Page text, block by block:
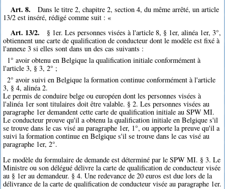
Art. 8.
Dans le titre 2, chapitre 2, section 4, du même arrêté, un article
13/2 est inséré, rédigé comme suit : «
Art. 13/2.
§ 1er. Les personnes visées à l'article 8, § 1er, alinéa 1er, 3°,
obtiennent une carte de qualification de conducteur dont le modèle est fixé à
l'annexe 3 si elles sont dans un des cas suivants :
1° avoir obtenu en Belgique la qualification initiale conformément à
l'article 3, § 3, 2° ;
2° avoir suivi en Belgique la formation continue conformément à l'article
3, § 4, alinéa 2.
Le permis de conduire belge ou européen dont les personnes visées à
l'alinéa 1er sont titulaires doit être valable. § 2. Les personnes visées au
paragraphe 1er demandent cette carte de qualification initiale au SPW MI.
Le conducteur prouve qu'il a obtenu la qualification initiale en Belgique s'il
se trouve dans le cas visé au paragraphe 1er, 1°, ou apporte la preuve qu'il a
suivi la formation continue en Belgique s'il se trouve dans le cas visé au
paragraphe 1er, 2°.
Le modèle du formulaire de demande est déterminé par le SPW MI. § 3. Le
Ministre ou son délégué délivre la carte de qualification de conducteur visée
au § 1er au demandeur. § 4. Une redevance de 20 euros est due lors de la
délivrance de la carte de qualification de conducteur visée au paragraphe 1er.